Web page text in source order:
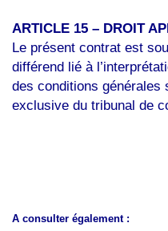
ARTICLE 15 – DROIT
Le présent contrat est
différend lié à
des conditions générales
exclusive du tribunal de
A consulter également :